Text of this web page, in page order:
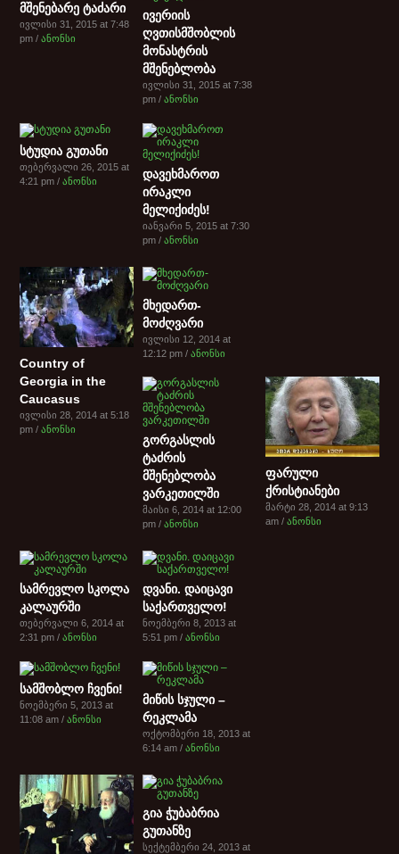
მშენებარე ტაძარი
ივლისი 31, 2015 at 7:48
pm /ანონსი
ივერიის
ღვთისმშობლის
მონასტრის
მშენებლობა
ივლისი 31, 2015 at 7:38
pm /ანონსი
სტუდია გუთანი
თებერვალი 26, 2015 at
4:21 pm /ანონსი
დავეხმაროთ
ირაკლი
მელიქიძეს!
იანვარი 5, 2015 at 7:30
pm /ანონსი
Country of
Georgia in the
Caucasus
ივლისი 28, 2014 at 5:18
pm /ანონსი
მხედართ-
მოძღვარი
ივლისი 12, 2014 at
12:12 pm /ანონსი
გორგასლის
ტაძრის
მშენებლობა
ვარკეთილში
მაისი 6, 2014 at 12:00
pm /ანონსი
ფარული
ქრისტიანები
მარტი 28, 2014 at 9:13
am / ანონსი
სამრევლო სკოლა
კალაურში
თებერვალი 6, 2014 at
2:31 pm /ანონსი
დვანი. დაიცავი
საქართველო!
ნოემბერი 8, 2013 at
5:51 pm /ანონსი
სამშობლო ჩვენი!
ნოემბერი 5, 2013 at
11:08 am /ანონსი
მიწის სჯული –
რეკლამა
ოქტომბერი 18, 2013 at
6:14 am /ანონსი
გია ჭუბაბრია
გუთანზე
სექტემბერი 24, 2013 at